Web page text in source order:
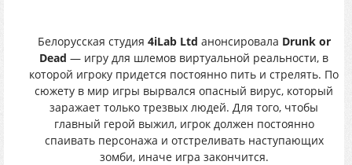
Белорусская студия 4iLab Ltd анонсировала Drunk or
Dead — игру для шлемов виртуальной реальности, в
которой игроку придется постоянно пить и стрелять. По
сюжету в мир игры вырвался опасный вирус, который
заражает только трезвых людей. Для того, чтобы
главный герой выжил, игрок должен постоянно
спаивать персонажа и отстреливать наступающих
зомби, иначе игра закончится.